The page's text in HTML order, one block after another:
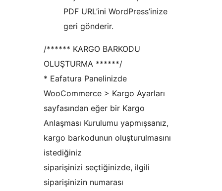
PDF URL’ini WordPress’inize
geri gönderir.
/****** KARGO BARKODU
OLUŞTURMA ******/
* Eafatura Panelinizde
WooCommerce > Kargo Ayarları
sayfasından eğer bir Kargo
Anlaşması Kurulumu yapmışsanız,
kargo barkodunun oluşturulmasını
istediğiniz
siparişinizi seçtiğinizde, ilgili
siparişinizin numarası